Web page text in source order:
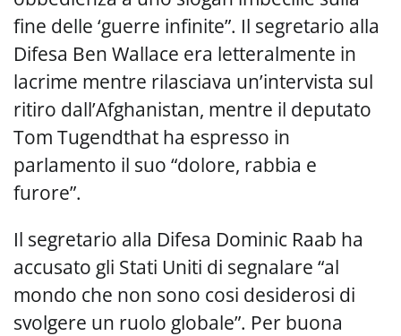
fine delle ‘guerre infinite”. Il segretario alla
Difesa Ben Wallace era letteralmente in
lacrime mentre rilasciava un’intervista sul
ritiro dall’Afghanistan, mentre il deputato
Tom Tugendthat ha espresso in
parlamento il suo “dolore, rabbia e
furore”.
Il segretario alla Difesa Dominic Raab ha
accusato gli Stati Uniti di segnalare “al
mondo che non sono cosi desiderosi di
svolgere un ruolo globale”. Per buona